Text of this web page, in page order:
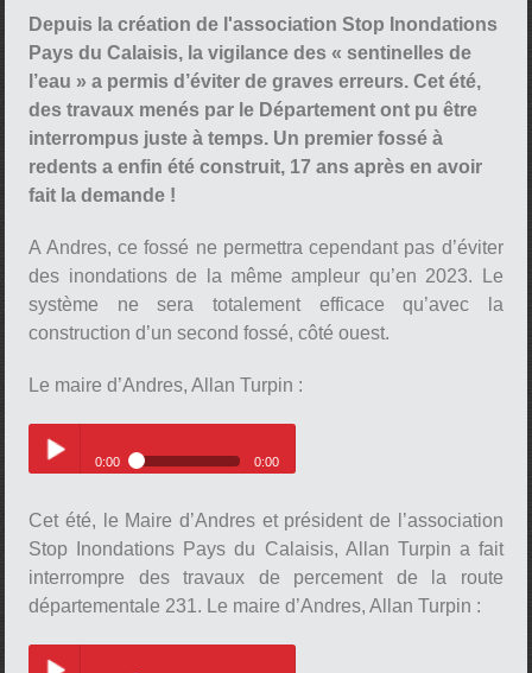
Depuis la création de l'association Stop Inondations
Pays du Calaisis, la vigilance des « sentinelles de
l’eau » a permis d’éviter de graves erreurs. Cet été,
des travaux menés par le Département ont pu être
interrompus juste à temps. Un premier fossé à
redents a enfin été construit, 17 ans après en avoir
fait la demande !
A Andres, ce fossé ne permettra cependant pas d’éviter
des inondations de la même ampleur qu’en 2023. Le
système ne sera totalement efficace qu’avec la
construction d’un second fossé, côté ouest.
Le maire d’Andres, Allan Turpin :
Play /
0:00 0:00
Cet été, le Maire d’Andres et président de l’association
Stop Inondations Pays du Calaisis, Allan Turpin a fait
interrompre des travaux de percement de la route
départementale 231. Le maire d’Andres, Allan Turpin :